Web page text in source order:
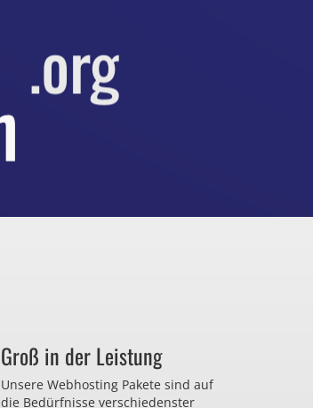
Groß in der Leistung
Unsere Webhosting Pakete sind auf
die Bedürfnisse verschiedenster